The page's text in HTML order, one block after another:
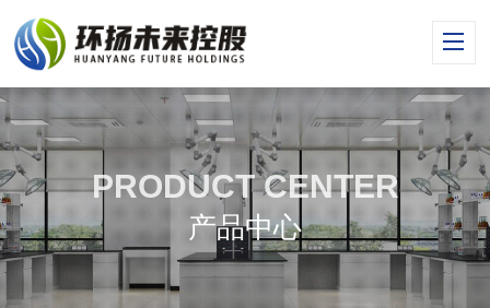
PRODUCT CENTER
产品中心